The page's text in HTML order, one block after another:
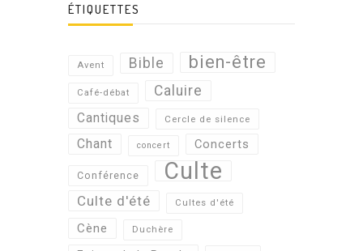
ÉTIQUETTES
Avent Bible bien-être
Café-débat Caluire
Cantiques Cercle de silence
Chant concert Concerts
Conférence Culte
Culte d'été Cultes d'été
Cène Duchère